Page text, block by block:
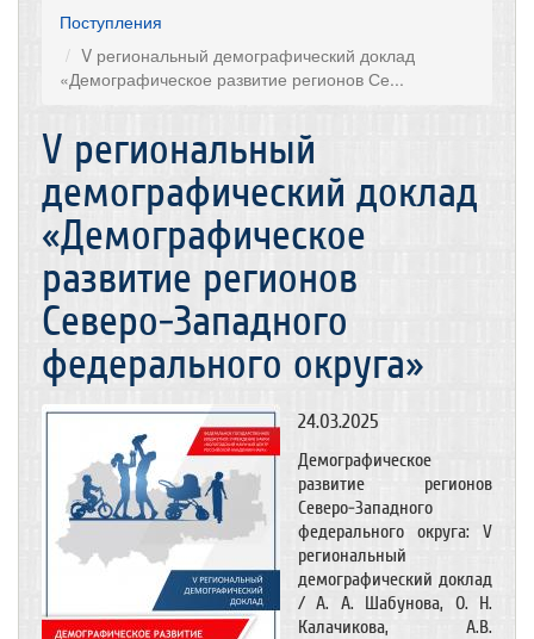
Поступления
V региональный демографический доклад
«Демографическое развитие регионов Се...
V региональный
демографический доклад
«Демографическое
развитие регионов
Северо-Западного
федерального округа»
24.03.2025
Демографическое
развитие регионов
Северо-Западного
федерального округа: V
региональный
демографический доклад
/ А. А. Шабунова, О. Н.
Калачикова, А.В.